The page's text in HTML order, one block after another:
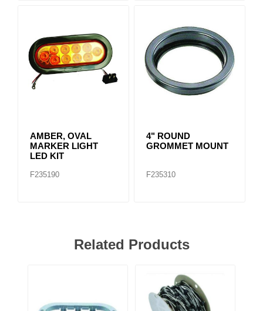
AMBER, OVAL
MARKER LIGHT
LED KIT
F235190
4" ROUND
GROMMET MOUNT
F235310
Related Products